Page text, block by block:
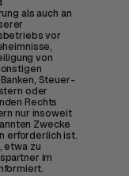
als auch an
vor
von
Steuer-
oder
Rechts
nur insoweit
Zwecke
erforderlich ist.
etwa zu
im